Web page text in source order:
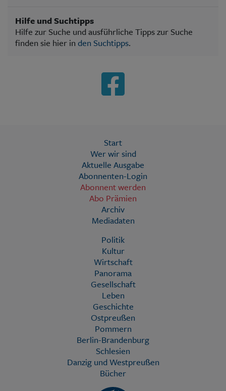
Hilfe und Suchtipps
Hilfe zur Suche und ausführliche Tipps zur Suche
finden sie hier in den Suchtipps.
Start
Wer wir sind
Aktuelle Ausgabe
Abonnenten-Login
Abonnent werden
Abo Prämien
Archiv
Mediadaten
Politik
Kultur
Wirtschaft
Panorama
Gesellschaft
Leben
Geschichte
Ostpreußen
Pommern
Berlin-Brandenburg
Schlesien
Danzig und Westpreußen
Bücher